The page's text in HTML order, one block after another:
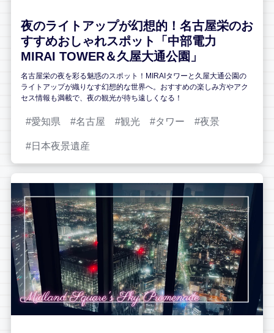
夜のライトアップが幻想的！名古屋栄のお
すすめおしゃれスポット「中部電力
MIRAI TOWER＆久屋大通公園」
名古屋栄の夜を彩る魅惑のスポット！MIRAIタワーと久屋大通公園の
ライトアップが織りなす幻想的な世界へ。おすすめの楽しみ方やアク
セス情報も満載で、夜の観光が待ち遠しくなる！
愛知県 名古屋 観光 タワー 夜景
日本夜景遺産